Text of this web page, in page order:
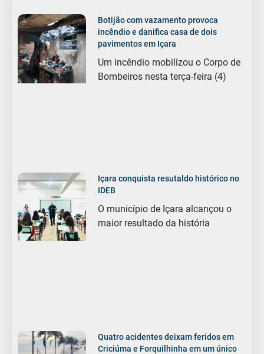
Botijão com vazamento provoca
incêndio e danifica casa de dois
pavimentos em Içara
Um incêndio mobilizou o Corpo de
Bombeiros nesta terça-feira (4)
Içara conquista resutaldo histórico no
IDEB
O município de Içara alcançou o
maior resultado da história
Quatro acidentes deixam feridos em
Criciúma e Forquilhinha em um único